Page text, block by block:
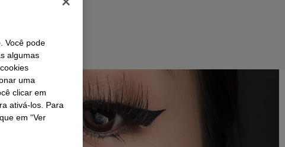
Você pode
algumas
uma
clicar em
ativá-los. Para
em “Ver